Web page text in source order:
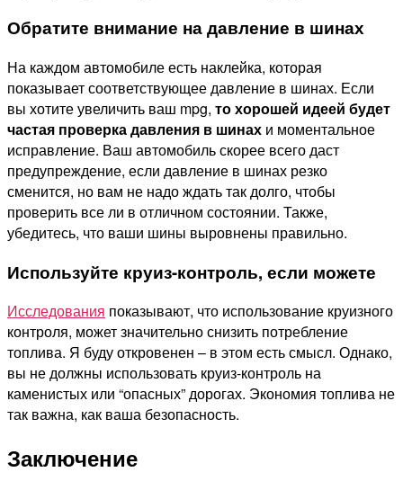
Обратите внимание на давление в шинах
На каждом автомобиле есть наклейка, которая
показывает соответствующее давление в шинах. Если
вы хотите увеличить ваш mpg, то хорошей идеей будет
частая проверка давления в шинах и моментальное
исправление. Ваш автомобиль скорее всего даст
предупреждение, если давление в шинах резко
сменится, но вам не надо ждать так долго, чтобы
проверить все ли в отличном состоянии. Также,
убедитесь, что ваши шины выровнены правильно.
Используйте круиз-контроль, если можете
Исследования показывают, что использование круизного
контроля, может значительно снизить потребление
топлива. Я буду откровенен – в этом есть смысл. Однако,
вы не должны использовать круиз-контроль на
каменистых или “опасных” дорогах. Экономия топлива не
так важна, как ваша безопасность.
Заключение